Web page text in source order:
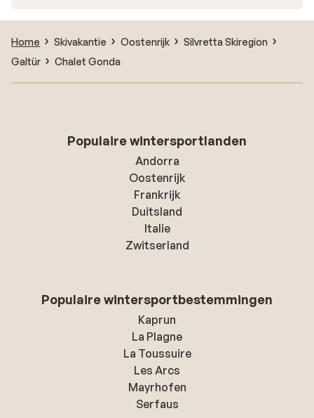
Home Skivakantie Oostenrijk
Silvretta Skiregion
Galtür
Chalet Gonda
Populaire wintersportlanden
Andorra
Oostenrijk
Frankrijk
Duitsland
Italie
Zwitserland
Populaire wintersportbestemmingen
Kaprun
La Plagne
La Toussuire
Les Arcs
Mayrhofen
Serfaus